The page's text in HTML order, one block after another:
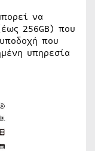
να
256GB) που
που
υπηρεσία